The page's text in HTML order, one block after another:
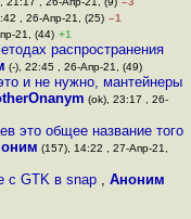
, 26-Апр-21, (25) –1
21, (44) +1
распространения
(-), 22:45 , 26-Апр-21, (49)
и не нужно, мантейнеры
(ok), 23:17 , 26-
это общее название того
(157), 14:22 , 27-Апр-21,
с GTK в snap , Аноним